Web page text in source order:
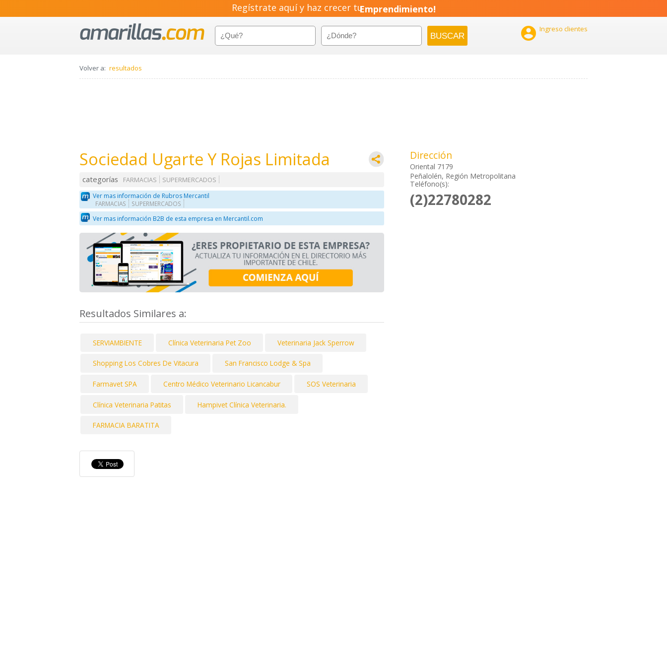
Regístrate aquí y haz crecer tuEmprendimiento!
 Ingreso clientes
Volver a: resultados
Sociedad Ugarte Y Rojas Limitada
categorías FARMACIAS
SUPERMERCADOS
Ver mas información de Rubros Mercantil
FARMACIAS SUPERMERCADOS
Ver mas información B2B de esta empresa en Mercantil.com
Resultados Similares a:
SERVIAMBIENTE Clínica Veterinaria Pet Zoo Veterinaria Jack Sperrow
Shopping Los Cobres De Vitacura San Francisco Lodge & Spa
Farmavet SPA Centro Médico Veterinario Licancabur SOS Veterinaria
Clínica Veterinaria Patitas Hampivet Clínica Veterinaria.
FARMACIA BARATITA
Dirección
Oriental 7179
Peñalolén, Región Metropolitana
Teléfono(s):
(2)22780282